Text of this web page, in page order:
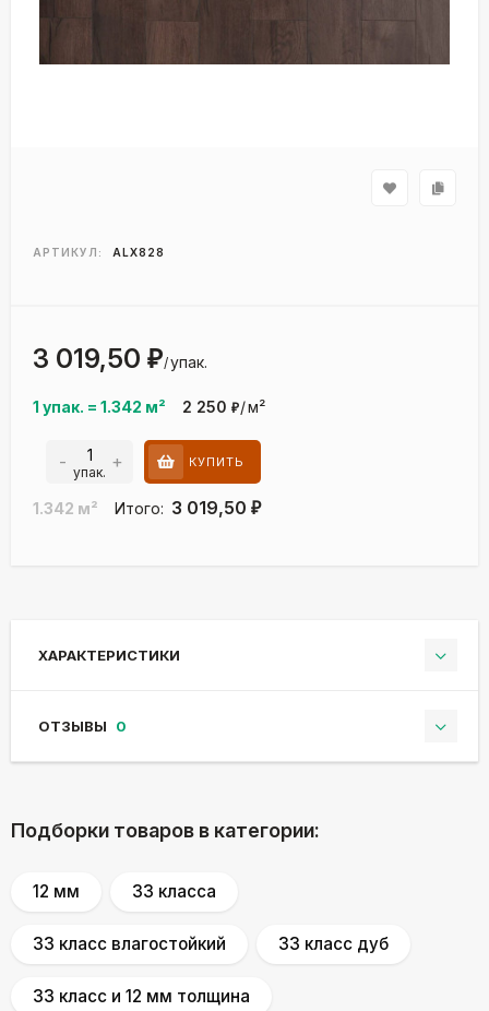
АРТИКУЛ: ALX828
1 упак. = 1.342 м² 2 250 ₽/м²
3 019,50 ₽/упак.
- упак. + КУПИТЬ
1.342 м² Итого: 3 019,50 ₽
ХАРАКТЕРИСТИКИ
ОТЗЫВЫ 0
Подборки товаров в категории:
12 мм 33 классa
33 класс влагостойкий 33 класс дуб
33 класс и 12 мм толщина